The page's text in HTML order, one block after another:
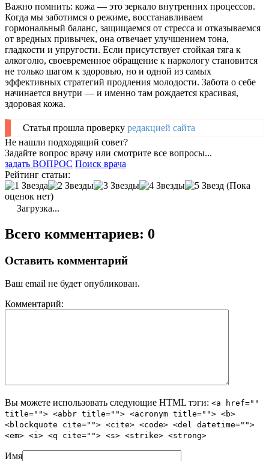
Важно помнить: кожа — это зеркало внутренних процессов.
Когда мы заботимся о режиме, восстанавливаем
гормональный баланс, защищаемся от стресса и отказываемся
от вредных привычек, она отвечает улучшением тона,
гладкости и упругости. Если присутствует стойкая тяга к
алкоголю, своевременное обращение к наркологу становится
не только шагом к здоровью, но и одной из самых
эффективных стратегий продления молодости. Забота о себе
начинается внутри — и именно там рождается красивая,
здоровая кожа.
Статья прошла проверку редакцией сайта
Не нашли подходящий совет?
Задайте вопрос врачу или смотрите все вопросы...
задать ВОПРОС Поиск врача
Рейтинг статьи:
(Пока
оценок нет)
Загрузка...
Всего комментариев: 0
Оставить комментарий
Ваш email не будет опубликован.
Комментарий:
Вы можете использовать следующие HTML тэги: <a href=""
title=""> <abbr title=""> <acronym title=""> <b>
<blockquote cite=""> <cite> <code> <del datetime="">
<em> <i> <q cite=""> <s> <strike> <strong>
Имя